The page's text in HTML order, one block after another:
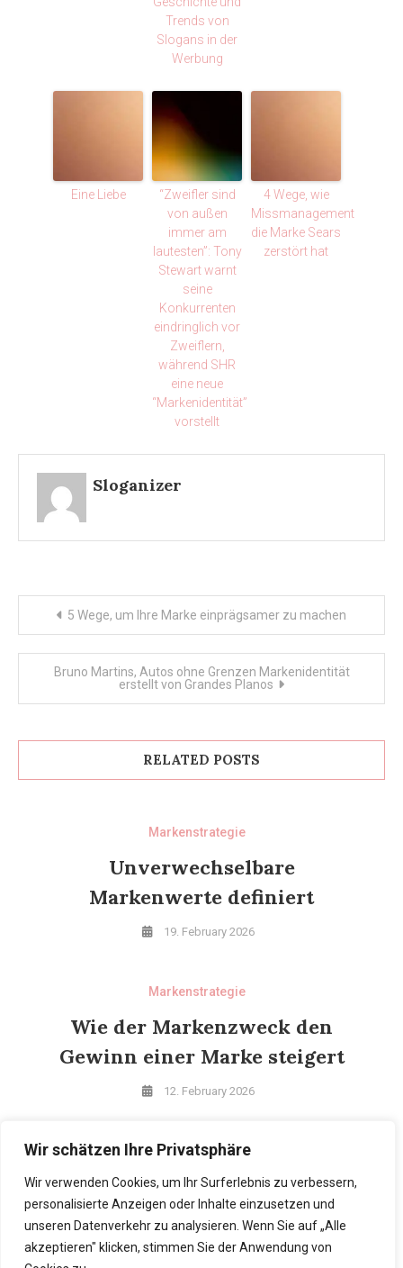
Wir schätzen Ihre Privatsphäre
Wir verwenden Cookies, um Ihr Surferlebnis zu verbessern,
personalisierte Anzeigen oder Inhalte einzusetzen und
unseren Datenverkehr zu analysieren. Wenn Sie auf „Alle
akzeptieren" klicken, stimmen Sie der Anwendung von
Trends von
Slogans in der
Werbung
Eine Liebe
“Zweifler sind
von außen
immer am
lautesten”: Tony
Stewart warnt
seine
Konkurrenten
eindringlich vor
Zweiflern,
während SHR
eine neue
“Markenidentität”
vorstellt
4 Wege, wie
Missmanagement
die Marke Sears
zerstört hat
Sloganizer
Post
navigation
5 Wege, um Ihre Marke einprägsamer zu machen
Bruno Martins, Autos ohne Grenzen Markenidentität
erstellt von Grandes Planos
RELATED POSTS
Markenstrategie
Unverwechselbare
Markenwerte definiert
19. February 2026
Markenstrategie
Wie der Markenzweck den
Gewinn einer Marke steigert
12. February 2026
Markenstrategie
Marketing für Männer
5. February 2026